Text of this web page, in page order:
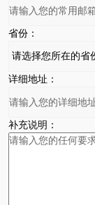
省份：
详细地址：
补充说明：